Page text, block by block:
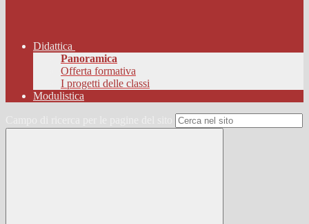
Didattica
Panoramica
Offerta formativa
I progetti delle classi
Modulistica